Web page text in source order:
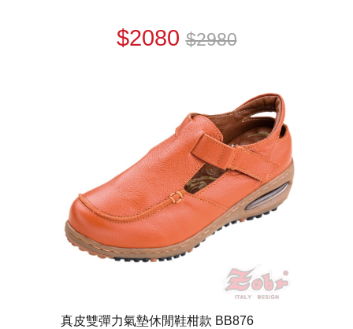
$2080$2980
真皮雙彈力氣墊休閒鞋柑款 BB876